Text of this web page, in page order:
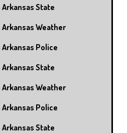
State
Weather
Police
State
Weather
Police
State